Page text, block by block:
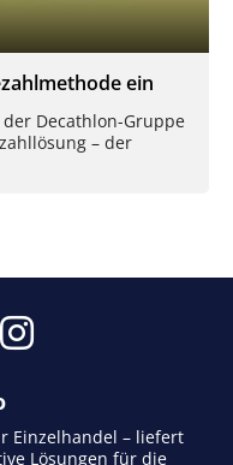
ein
Decathlon-Gruppe
– der
Einzelhandel – liefert
Lösungen für die